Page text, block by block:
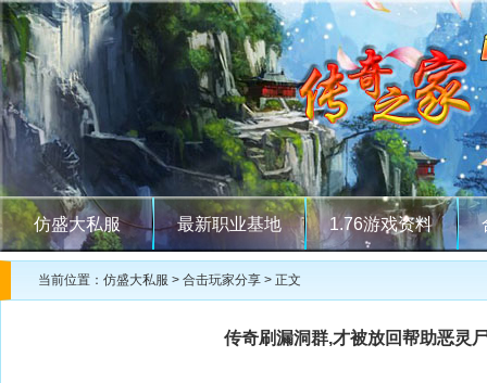
仿盛大私服 最新职业基地 1.76游戏资料
当前位置： 仿盛大私服 > 合击玩家分享 > 正文
传奇刷漏洞群,才被放回帮助恶灵